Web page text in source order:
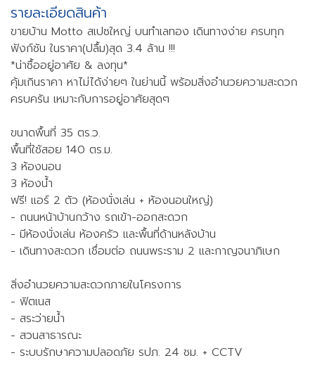
รายละเอียดสินค้า
ขายบ้าน Motto สเปซใหญ่ บนทำเลทอง เดินทางง่าย ครบทุก
ฟังก์ชัน ในราคา(ปลื้ม)สุด 3.4 ล้าน !!!
*น่าซื้ออยู่อาศัย & ลงทุน*
คุ้มเกินราคา หาไม่ได้ง่ายๆ ในย่านนี้ พร้อมสิ่งอำนวยความสะดวก
ครบครัน เหมาะกับการอยู่อาศัยสุดๆ
ขนาดพื้นที่ 35 ตร.ว.
พื้นที่ใช้สอย 140 ตร.ม.
3 ห้องนอน
3 ห้องน้ำ
ฟรี! แอร์ 2 ตัว (ห้องนั่งเล่น + ห้องนอนใหญ่)
- ถนนหน้าบ้านกว้าง รถเข้า-ออกสะดวก
- มีห้องนั่งเล่น ห้องครัว และพื้นที่ด้านหลังบ้าน
- เดินทางสะดวก เชื่อมต่อ ถนนพระราม 2 และกาญจนาภิเษก
สิ่งอำนวยความสะดวกภายในโครงการ
- ฟิตเนส
- สระว่ายน้ำ
- สวนสาธารณะ
- ระบบรักษาความปลอดภัย รปภ. 24 ชม. + CCTV